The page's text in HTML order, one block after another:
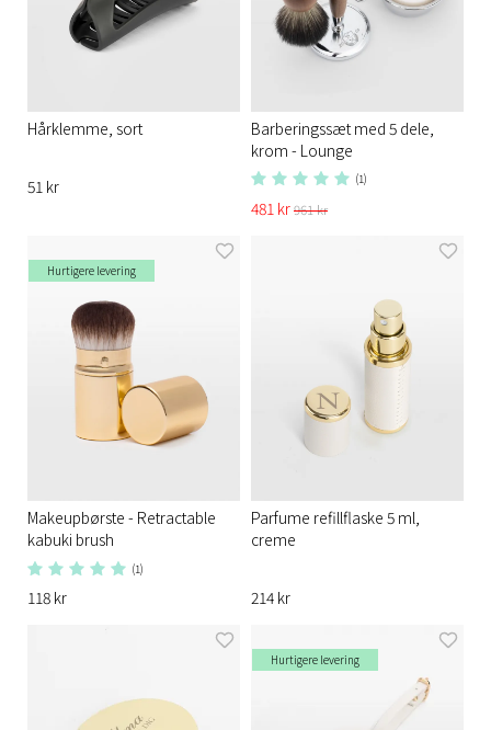
Hårklemme, sort
51 kr
Barberingssæt med 5 dele,
krom - Lounge
(1)
481 kr961 kr
Hurtigere levering
Makeupbørste - Retractable
kabuki brush
(1)
118 kr
Parfume refillflaske 5 ml,
creme
214 kr
Hurtigere levering